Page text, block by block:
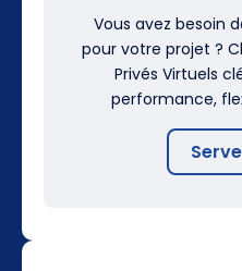
Vous avez besoin
pour votre projet ?
Privés Virtuels
performance,